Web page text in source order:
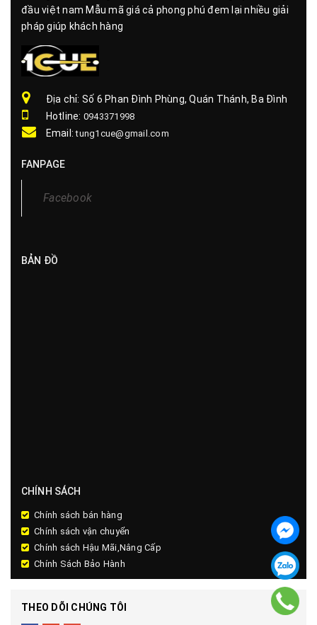
đầu việt nam Mẫu mã giá cả phong phú đem lại nhiều giải
pháp giúp khách hàng
Địa chỉ: Số 6 Phan Đình Phùng, Quán Thánh, Ba Đình
Hotline: 0943371998
Email:tung1cue@gmail.com
FANPAGE
Facebook
BẢN ĐỒ
CHÍNH SÁCH
Chính sách bán hàng
Chính sách vận chuyển
Chính sách Hậu Mãi,Nâng Cấp
Chính Sách Bảo Hành
THEO DÕI CHÚNG TÔI